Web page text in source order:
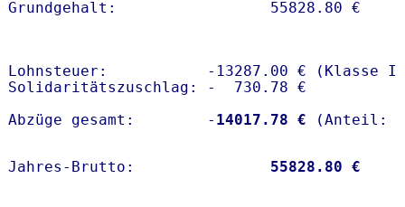
Lohnsteuer:           -13287.00 € (Klasse I)
Solidaritätszuschlag: -  730.78 €
Abzüge gesamt:        - 14017.78 €
Jahres-Brutto: 55828.80 €